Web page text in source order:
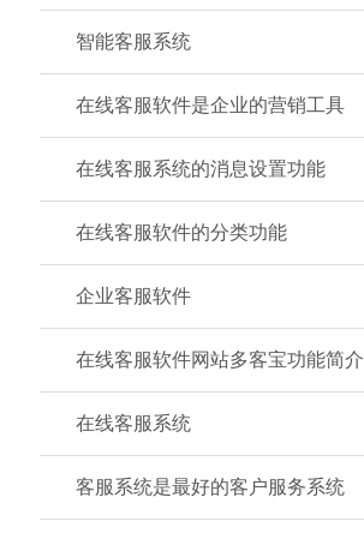
智能客服系统
在线客服软件是企业的营销工具
在线客服系统的消息设置功能
在线客服软件的分类功能
企业客服软件
在线客服软件网站多客宝功能简介
在线客服系统
客服系统是最好的客户服务系统